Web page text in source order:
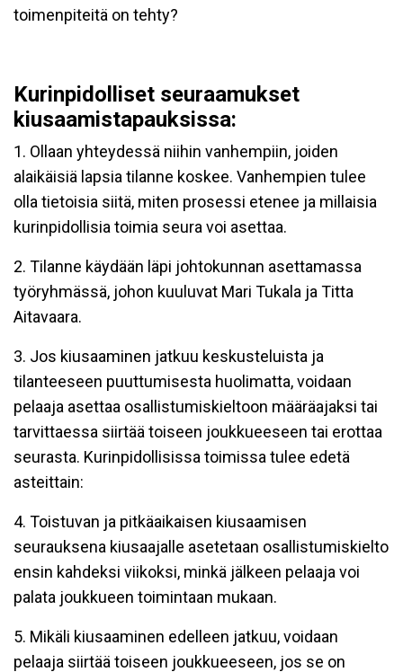
toimenpiteitä on tehty?
Kurinpidolliset seuraamukset
kiusaamistapauksissa:
1. Ollaan yhteydessä niihin vanhempiin, joiden
alaikäisiä lapsia tilanne koskee. Vanhempien tulee
olla tietoisia siitä, miten prosessi etenee ja millaisia
kurinpidollisia toimia seura voi asettaa.
2. Tilanne käydään läpi johtokunnan asettamassa
työryhmässä, johon kuuluvat Mari Tukala ja Titta
Aitavaara.
3. Jos kiusaaminen jatkuu keskusteluista ja
tilanteeseen puuttumisesta huolimatta, voidaan
pelaaja asettaa osallistumiskieltoon määräajaksi tai
tarvittaessa siirtää toiseen joukkueeseen tai erottaa
seurasta. Kurinpidollisissa toimissa tulee edetä
asteittain:
4. Toistuvan ja pitkäaikaisen kiusaamisen
seurauksena kiusaajalle asetetaan osallistumiskielto
ensin kahdeksi viikoksi, minkä jälkeen pelaaja voi
palata joukkueen toimintaan mukaan.
5. Mikäli kiusaaminen edelleen jatkuu, voidaan
pelaaja siirtää toiseen joukkueeseen, jos se on